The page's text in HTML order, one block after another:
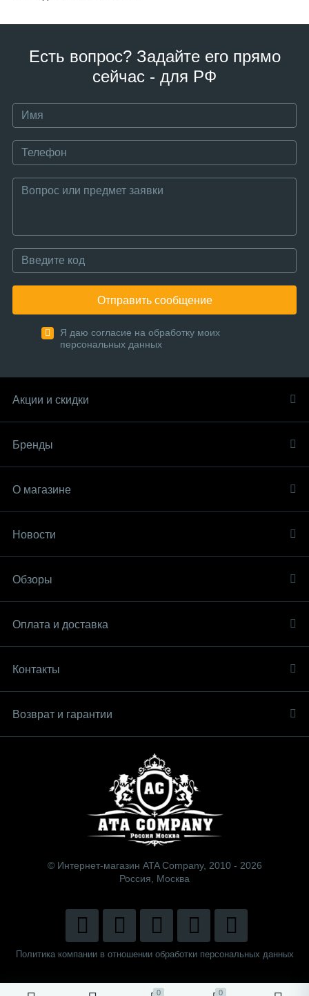
0 0
Есть вопрос? Задайте его прямо
сейчас - для РФ
Отправить сообщение
Я даю согласие на обработку моих
персональных данных
Акции и скидки
Бренды
О магазине
Новости
Обзоры
Оплата и доставка
Контакты
Возврат и гарантии
© Интернет-магазин ATA Company, 2010 - 2026
Россия, Москва
Политика компании в отношении обработки персональных данных